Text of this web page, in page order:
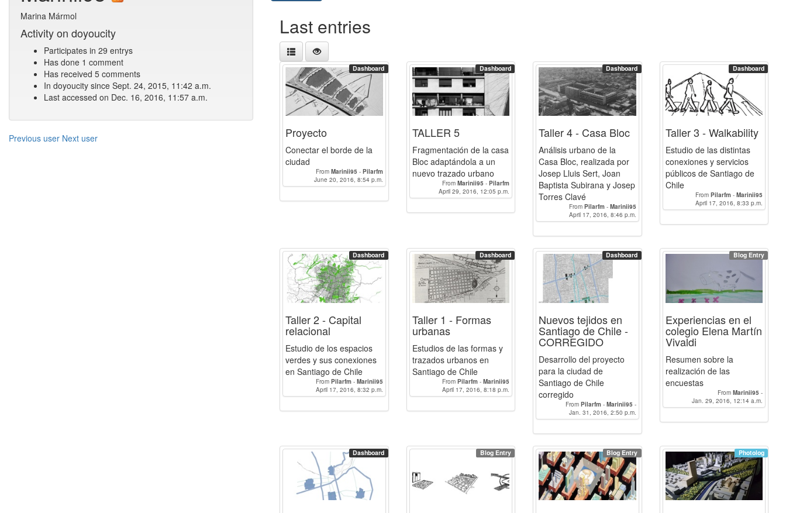
Marina Mármol
Activity on doyoucity
Participates in 29 entrys
Has done 1 comment
Has received 5 comments
In doyoucity since Sept. 24, 2015, 11:42 a.m.
Last accessed on Dec. 16, 2016, 11:57 a.m.
Previous user Next user
Last entries
Dashboard
Proyecto
Conectar el borde de la
ciudad
From Marinii95 - Pilarfm
June 20, 2016, 8:54 p.m.
Dashboard
TALLER 5
Fragmentación de la casa
Bloc adaptándola a un
nuevo trazado urbano
From Marinii95 - Pilarfm
April 29, 2016, 12:05 p.m.
Dashboard
Taller 4 - Casa Bloc
Análisis urbano de la
Casa Bloc, realizada por
Josep Lluis Sert, Joan
Baptista Subirana y Josep
Torres Clavé
From Pilarfm- Marinii95
April 17, 2016, 8:46 p.m.
Dashboard
Taller 3 - Walkability
Estudio de las distintas
conexiones y servicios
públicos de Santiago de
Chile
From Pilarfm - Marinii95
April 17, 2016, 8:33 p.m.
Dashboard
Taller 2 - Capital
relacional
Estudio de los espacios
verdes y sus conexiones
en Santiago de Chile
From Pilarfm- Marinii95
April 17, 2016, 8:32 p.m.
Dashboard
Taller 1 - Formas
urbanas
Estudios de las formas y
trazados urbanos en
Santiago de Chile
From Pilarfm - Marinii95
April 17, 2016, 8:18 p.m.
Dashboard
Nuevos tejidos en
Santiago de Chile -
CORREGIDO
Desarrollo del proyecto
para la ciudad de
Santiago de Chile
corregido
From Pilarfm- Marinii95 -
Enrique_Torres.94
Jan. 31, 2016, 2:50 p.m.
Blog Entry
Experiencias en el
colegio Elena Martín
Vivaldi
Resumen sobre la
realización de las
encuestas
From Marinii95 -
Enrique_Torres.94-Pilarfm
Jan. 29, 2016, 12:14 a.m.
Dashboard Blog Entry Blog Entry Photolog